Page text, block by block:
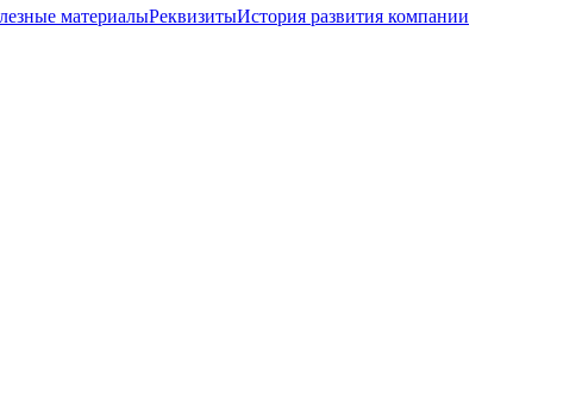
материалыРеквизитыИстория развития компании